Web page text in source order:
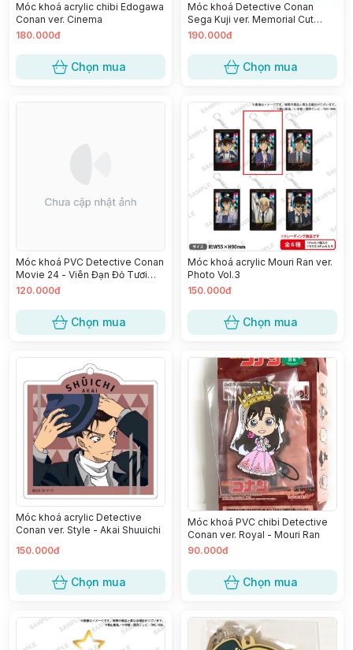
Móc khoá acrylic chibi Edogawa
Conan ver. Cinema
180.000đ
Chọn mua
Móc khoá Detective Conan
Sega Kuji ver. Memorial Cut
FILE.1 - Amuro Tooru
190.000đ
Chọn mua
Móc khoá PVC Detective Conan
Movie 24 - Viên Đạn Đỏ Tươi
ver. Cookie - Mouri Ran
120.000đ
Chọn mua
Móc khoá acrylic Mouri Ran ver.
Photo Vol.3
150.000đ
Chọn mua
Móc khoá acrylic Detective
Conan ver. Style - Akai Shuuichi
150.000đ
Chọn mua
Móc khoá PVC chibi Detective
Conan ver. Royal - Mouri Ran
90.000đ
Chọn mua